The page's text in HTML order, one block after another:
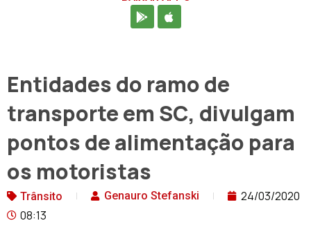
As principais lideranças do Transporte
Rodoviário de Cargas (TRC) de Santa
Catarina mapearam os restaurantes à beira
das rodovias do Estado que estão
fornecendo marmitas para os caminhoneiros.
A ação levou em conta a vulnerabilidade dos
profissionais neste momento de isolamento,
em que há a determinação de fechamento de